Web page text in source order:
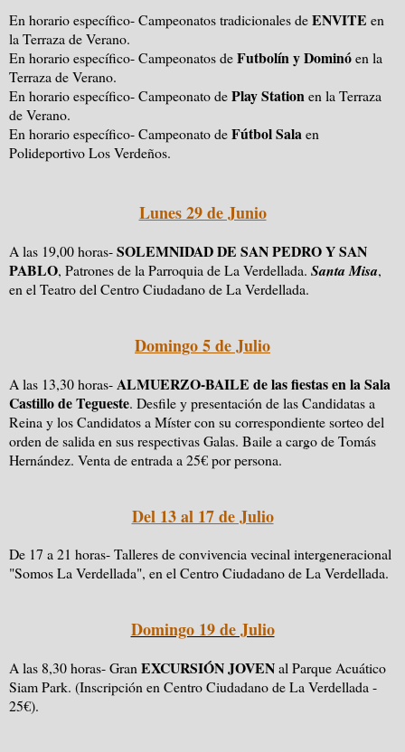
En horario específico- Campeonatos tradicionales deENVITE en
la Terraza de Verano.
En horario específico- Campeonatos deFutbolín y Dominóen la
Terraza de Verano.
En horario específico- Campeonato dePlay Stationen la Terraza
de Verano.
En horario específico- Campeonato deFútbol Salaen
Polideportivo Los Verdeños.
Lunes 29 de Junio
A las 19,00 horas-SOLEMNIDAD DE SAN PEDRO Y SAN
PABLO, Patrones de la Parroquia de La Verdellada. Santa Misa,
en el Teatro del Centro Ciudadano de La Verdellada.
Domingo 5 de Julio
A las 13,30 horas-ALMUERZO-BAILE de las fiestas en la Sala
Castillo de Tegueste. Desfile y presentación de las Candidatas a
Reina y los Candidatos a Míster con su correspondiente sorteo del
orden de salida en sus respectivas Galas. Baile a cargo de Tomás
Hernández. Venta de entrada a 25€ por persona.
Del 13 al 17 de Julio
De 17 a 21 horas- Talleres de convivencia vecinal intergeneracional
"Somos La Verdellada", en el Centro Ciudadano de La Verdellada.
Domingo 19 de Julio
A las 8,30 horas- Gran EXCURSIÓN JOVENal Parque Acuático
Siam Park. (Inscripción en Centro Ciudadano de La Verdellada -
25€).